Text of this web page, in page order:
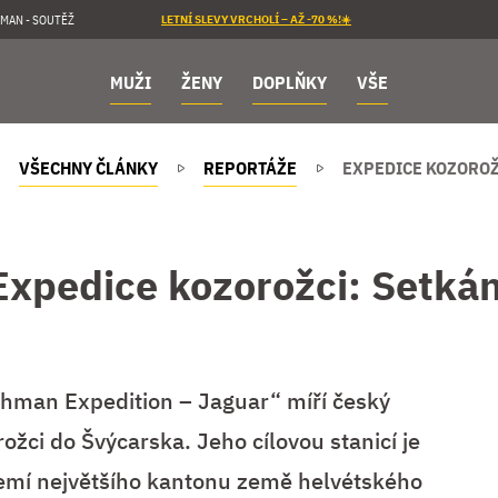
- SOUTĚŽ LETNÍ SLEVY VRCHOLÍ – AŽ -70 %!☀️
MUŽI ŽENY DOPLŇKY VŠE
VŠECHNY ČLÁNKY REPORTÁŽE EXPEDICE
kozorožci:
Expedition – Jaguar“ míří český
do Švýcarska. Jeho cílovou stanicí je
největšího kantonu země helvétského